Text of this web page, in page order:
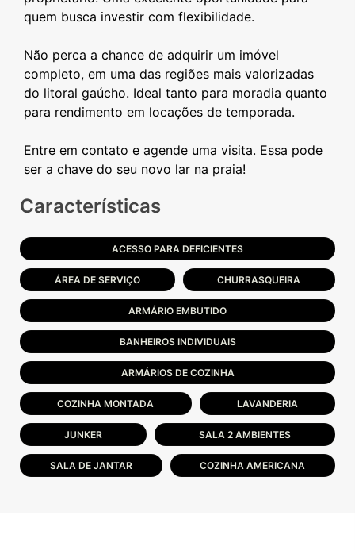
quem busca investir com flexibilidade.
Não perca a chance de adquirir um imóvel
completo, em uma das regiões mais valorizadas
do litoral gaúcho. Ideal tanto para moradia quanto
para rendimento em locações de temporada.
Entre em contato e agende uma visita. Essa pode
Características
ACESSO PARA DEFICIENTES
ÁREA DE SERVIÇO CHURRASQUEIRA
ARMÁRIO EMBUTIDO
BANHEIROS INDIVIDUAIS
ARMÁRIOS DE COZINHA
COZINHA MONTADA LAVANDERIA
JUNKER SALA 2 AMBIENTES
SALA DE JANTAR COZINHA AMERICANA